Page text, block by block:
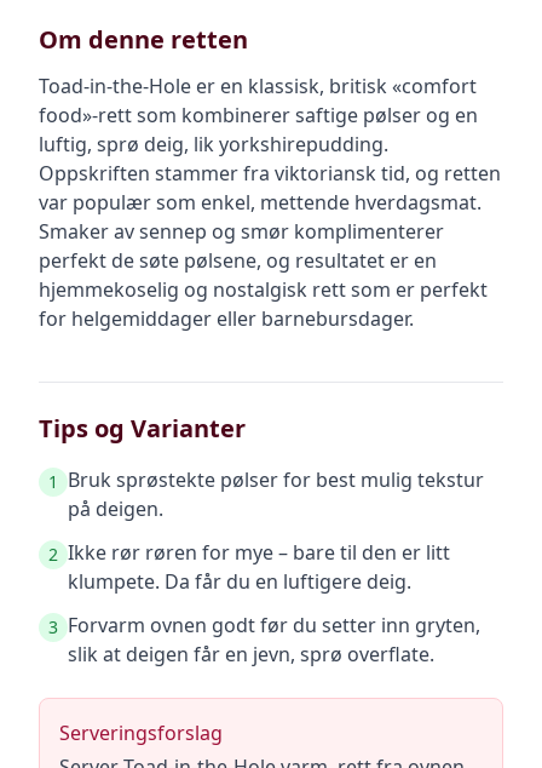
Om denne retten
Toad-in-the-Hole er en klassisk, britisk «comfort
food»-rett som kombinerer saftige pølser og en
luftig, sprø deig, lik yorkshirepudding.
Oppskriften stammer fra viktoriansk tid, og retten
var populær som enkel, mettende hverdagsmat.
Smaker av sennep og smør komplimenterer
perfekt de søte pølsene, og resultatet er en
hjemmekoselig og nostalgisk rett som er perfekt
for helgemiddager eller barnebursdager.
Tips og Varianter
1
Bruk sprøstekte pølser for best mulig tekstur
på deigen.
2 Ikke rør røren for mye – bare til den er litt
klumpete. Da får du en luftigere deig.
3 Forvarm ovnen godt før du setter inn gryten,
slik at deigen får en jevn, sprø overflate.
Serveringsforslag